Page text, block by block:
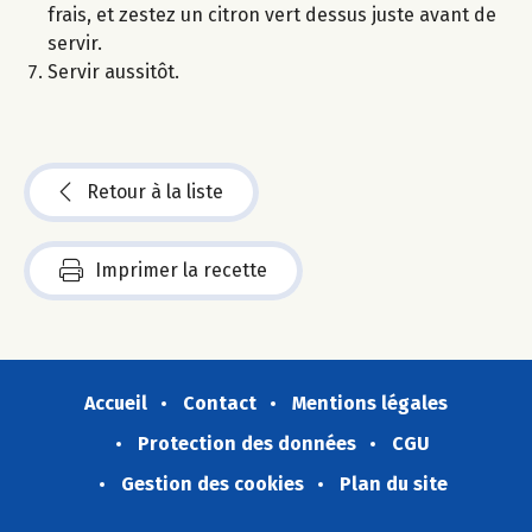
frais, et zestez un citron vert dessus juste avant de
servir.
Servir aussitôt.
Retour à la liste
Imprimer la recette
Accueil Contact
Mentions légales
Protection des données
CGU
Gestion des cookies
Plan du site